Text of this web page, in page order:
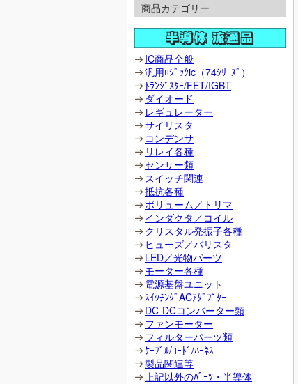
商品カテゴリー
IC商品全般
汎用ﾛｼﾞｯｸic（74ｼﾘｰｽﾞ）
ﾄﾗﾝｼﾞｽﾀｰ/FET/IGBT
ダイオード
レギュレーター
サイリスタ
コンデンサ
リレイ各種
センサー類
スイッチ関連
抵抗各種
ボリューム／トリマ
インダクタ／コイル
クリスタル発振子各種
ヒューズ／バリスタ
LED／光物パーツ
モーター各種
電源基盤ユニット
ｽｲｯﾁﾝｸﾞACｱﾀﾞﾌﾟﾀｰ
DC-DCコンバーター類
ファンモーター
フィルターパーツ類
ｹｰﾌﾞﾙ/ｺｰﾄﾞ/ﾊｰﾈｽ
製品関連等
上記以外のﾊﾟｰﾂ・半導体